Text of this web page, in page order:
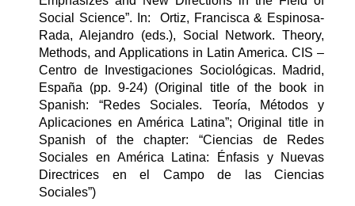
Social Science”. In: Ortiz, Francisca & Espinosa-
Rada, Alejandro (eds.), Social Network. Theory,
Methods, and Applications in Latin America. CIS –
Centro de Investigaciones Sociológicas. Madrid,
España (pp. 9-24) (Original title of the book in
Spanish: “Redes Sociales. Teoría, Métodos y
Aplicaciones en América Latina”; Original title in
Spanish of the chapter: “Ciencias de Redes
Sociales en América Latina: Énfasis y Nuevas
Directrices en el Campo de las Ciencias
Sociales”)